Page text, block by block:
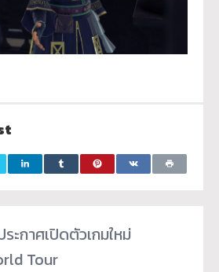
ะกาศเปิดตัวเกมใหม่
Tour